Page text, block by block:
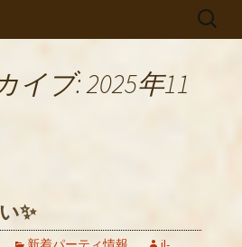
検
イブ: 2025年11
✨